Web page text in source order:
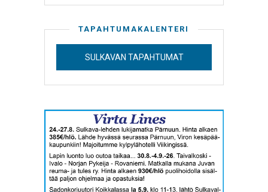
TAPAHTUMAKALENTERI
SULKAVAN TAPAHTUMAT